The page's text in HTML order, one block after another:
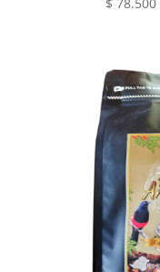
$ 78.500